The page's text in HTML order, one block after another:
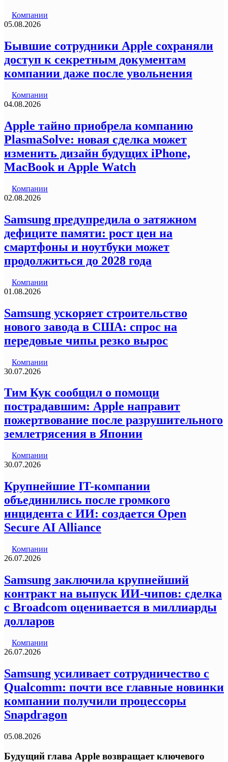
Компании
05.08.2026
Бывшие сотрудники Apple сохраняли
доступ к секретным документам
компании даже после увольнения
Компании
04.08.2026
Apple тайно приобрела компанию
PlasmaSolve: новая сделка может
изменить дизайн будущих iPhone,
MacBook и Apple Watch
Компании
02.08.2026
Samsung предупредила о затяжном
дефиците памяти: рост цен на
смартфоны и ноутбуки может
продолжиться до 2028 года
Компании
01.08.2026
Samsung ускоряет строительство
нового завода в США: спрос на
передовые чипы резко вырос
Компании
30.07.2026
Тим Кук сообщил о помощи
пострадавшим: Apple направит
пожертвование после разрушительного
землетрясения в Японии
Компании
30.07.2026
Крупнейшие IT-компании
объединились после громкого
инцидента с ИИ: создается Open
Secure AI Alliance
Компании
26.07.2026
Samsung заключила крупнейший
контракт на выпуск ИИ-чипов: сделка
с Broadcom оценивается в миллиарды
долларов
Компании
26.07.2026
Samsung усиливает сотрудничество с
Qualcomm: почти все главные новинки
компании получили процессоры
Snapdragon
05.08.2026
Будущий глава Apple возвращает ключевого